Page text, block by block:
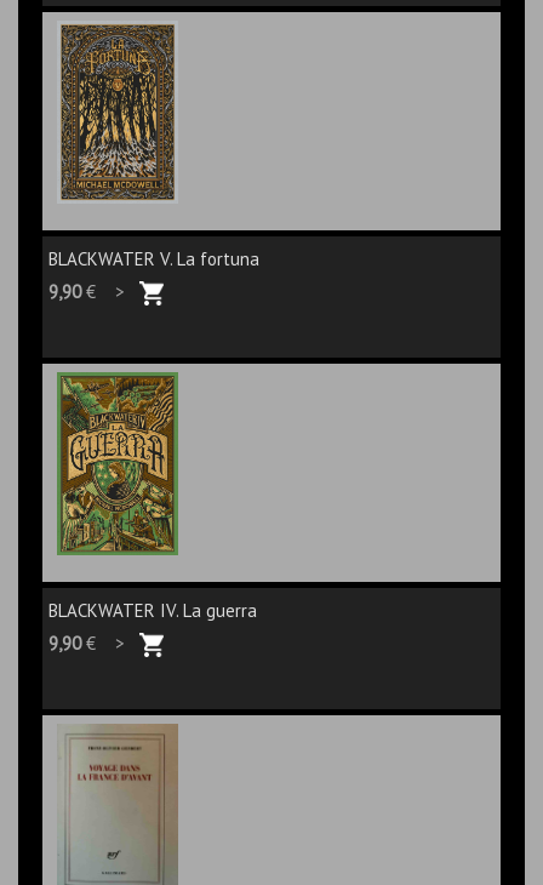
BLACKWATER V. La fortuna
9,90€ >
BLACKWATER IV. La guerra
9,90€ >